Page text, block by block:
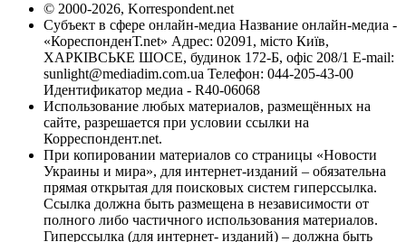
© 2000-2026, Korrespondent.net
Субъект в сфере онлайн-медиа Название онлайн-медиа -
«КореспонденТ.net» Адрес: 02091, місто Київ,
ХАРКІВСЬКЕ ШОСЕ, будинок 172-Б, офіс 208/1 E-mail:
sunlight@mediadim.com.ua Телефон: 044-205-43-00
Идентификатор медиа - R40-06068
Использование любых материалов, размещённых на
сайте, разрешается при условии ссылки на
Корреспондент.net.
При копировании материалов со страницы «Новости
Украины и мира», для интернет-изданий – обязательна
прямая открытая для поисковых систем гиперссылка.
Ссылка должна быть размещена в независимости от
полного либо частичного использования материалов.
Гиперссылка (для интернет- изданий) – должна быть